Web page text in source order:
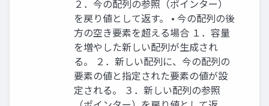
２．今の配列の参照（ポインター）
を戻り値として返す。 • 今の配列の後
方の空き要素を超える場合 １．容量
を増やした新しい配列が生成され
る。 ２．新しい配列に、今の配列の
要素の値と指定された要素の値が設
定される。 ３．新しい配列の参照